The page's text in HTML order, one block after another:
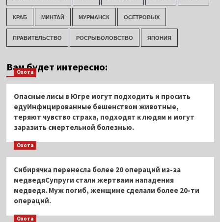
КРАБ МИНТАЙ МУРМАНСК ОСЕТРОВЫХ
ПРАВИТЕЛЬСТВО РОСРЫБОЛОВСТВО ЯПОНИЯ
Вам будет интересно:
Охота
Опасные лисы в Югре могут подходить и просить
едуИнфицированные бешенством животные,
теряют чувство страха, подходят к людям и могут
заразить смертельной болезнью.
Охота
Сибирячка перенесла более 20 операций из-за
медведяСупруги стали жертвами нападения
медведя. Муж погиб, женщине сделали более 20-ти
операций.
Охота